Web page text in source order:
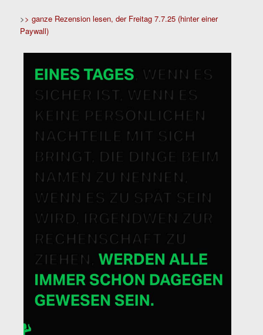
>> ganze Rezension lesen, der Freitag 7.7.25 (hinter einer
Paywall)